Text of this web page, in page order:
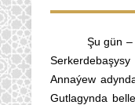
Şu gün
Annaýew
Gutlagynda